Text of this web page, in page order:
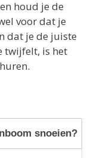
houd je de
voor dat je
dat je de juiste
twijfelt, is het
snoeien?